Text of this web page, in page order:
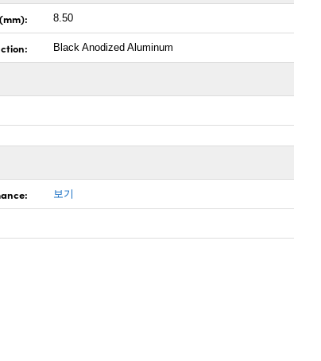
8.50
Black Anodized Aluminum
보기